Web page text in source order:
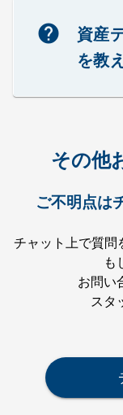
だきま
合わせ
「カテ
にて関
また
ださい
help
資産
を教
以下
ミング
・
口座
が対象
※無料
アプ
自動更
その他
ご不明点は
チャット上で質問
も
お問い
スタ